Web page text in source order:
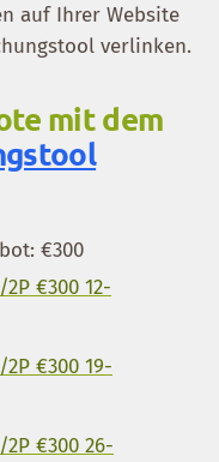
auf Ihrer Website
verlinken.
mit dem
€300
€300 12-
€300 19-
€300 26-